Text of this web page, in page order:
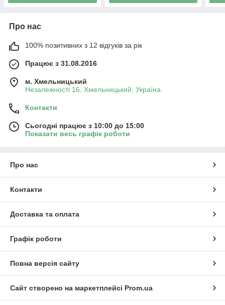
Про нас
100% позитивних з 12 відгуків за рік
Працює з 31.08.2016
м. Хмельницький
Незалежності 16, Хмельницький, Україна
Контакти
Сьогодні працює з 10:00 до 15:00
Показати весь графік роботи
Про нас
Контакти
Доставка та оплата
Графік роботи
Повна версія сайту
Сайт створено на маркетплейсі Prom.ua